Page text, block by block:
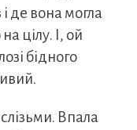
де вона могла
цілу. І, ой
бідного
Впала